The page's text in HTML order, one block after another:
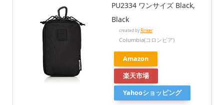
PU2334 ワンサイズ Black,
Black
created byRinker
Columbia(コロンビア)
Amazon
楽天市場
Yahooショッピング